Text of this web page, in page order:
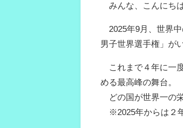
みんな、こんにち
2025年9月、世界中
男子世界選手権」が
これまで４年に一
める最高峰の舞台。
どの国が世界一の
※2025年からは２